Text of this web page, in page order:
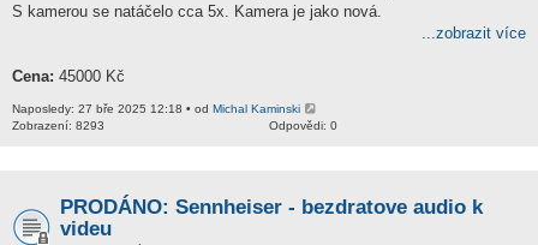
S kamerou se natáčelo cca 5x. Kamera je jako nová.
...zobrazit více
Cena: 45000 Kč
Naposledy: 27 bře 2025 12:18 • od Michal Kaminski
Odpovědi: 0
Zobrazení: 8293
PRODÁNO: Sennheiser - bezdratove audio k
videu